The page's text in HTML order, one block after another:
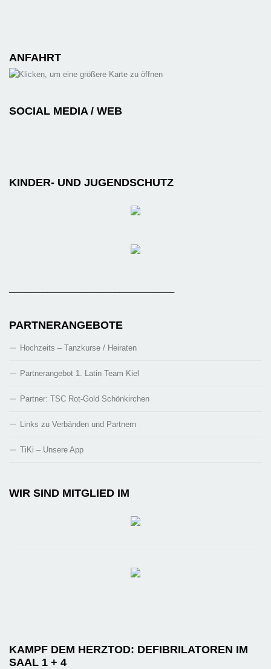
ANFAHRT
SOCIAL MEDIA / WEB
KINDER- UND JUGENDSCHUTZ
PARTNERANGEBOTE
Hochzeits – Tanzkurse / Heiraten
Partnerangebot 1. Latin Team Kiel
Partner: TSC Rot-Gold Schönkirchen
Links zu Verbänden und Partnern
TiKi – Unsere App
WIR SIND MITGLIED IM
KAMPF DEM HERZTOD: DEFIBRILATOREN IM
SAAL 1 + 4